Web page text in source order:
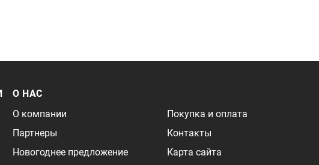
О НАС
О компании
Партнеры
Новогоднее предложение
Покупка и оплата
Контакты
Карта сайта